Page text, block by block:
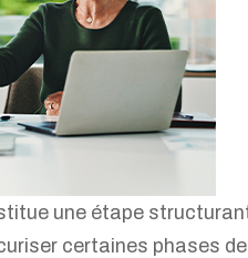
une étape
certaines phases